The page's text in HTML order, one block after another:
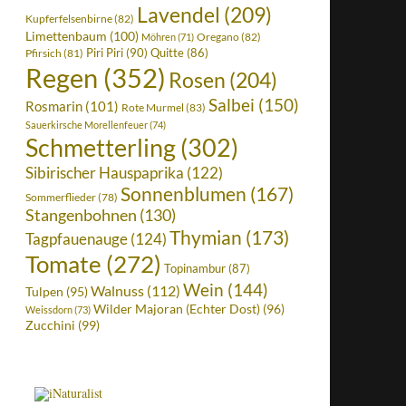
Kupferfelsenbirne(82) Lavendel (209)
Limettenbaum (100) Möhren(71) Oregano(82)
Pfirsich (81) Piri Piri(90) Quitte(86)
Regen (352) Rosen (204)
Rosmarin (101) Rote Murmel (83) Salbei (150)
Sauerkirsche Morellenfeuer(74)
Schmetterling(302)
Sibirischer Hauspaprika (122)
Sommerflieder(78) Sonnenblumen (167)
Stangenbohnen (130)
Tagpfauenauge(124)Thymian (173)
Tomate (272) Topinambur(87)
Tulpen (95)Walnuss (112) Wein (144)
Weissdorn(73) Wilder Majoran (Echter Dost) (96)
Zucchini (99)